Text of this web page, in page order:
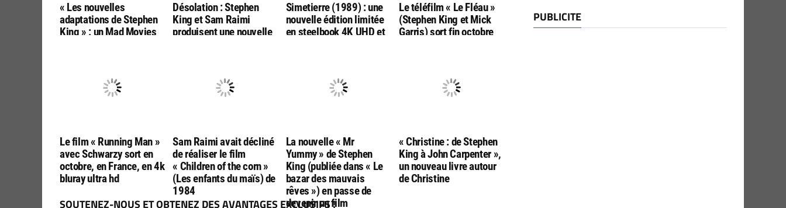
« Les nouvelles
adaptations de Stephen
King » : un Mad Movies
Désolation : Stephen
King et Sam Raimi
produisent une nouvelle
Bloodlines »
Simetierre (1989) : une
nouvelle édition limitée
en steelbook 4K UHD et
Le téléfilm « Le Fléau »
(Stephen King et Mick
Garris) sort fin octobre
Le film « Running Man »
avec Schwarzy sort en
octobre, en France, en 4k
bluray ultra hd
Sam Raimi avait décliné
de réaliser le film
« Children of the corn »
(Les enfants du maïs) de
1984
La nouvelle « Mr
Yummy » de Stephen
King (publiée dans « Le
bazar des mauvais
rêves ») en passe de
devenir un film
« Christine : de Stephen
King à John Carpenter »,
un nouveau livre autour
de Christine
SOUTENEZ-NOUS ET OBTENEZ DES AVANTAGES EXCLUSIFS !
PUBLICITE